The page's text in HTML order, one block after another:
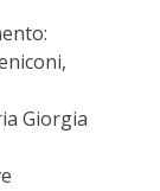
Giorgia